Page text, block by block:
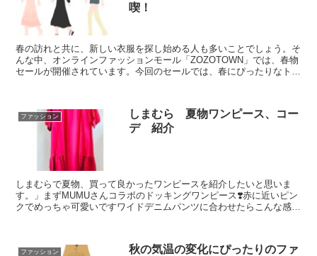
喫！
春の訪れと共に、新しい衣服を探し始める人も多いことでしょう。そ
んな中、オンラインファッションモール「ZOZOTOWN」では、春物
セールが開催されています。今回のセールでは、春にぴったりなトレ
ファッション
しまむら 夏物ワンピース、コー
デ 紹介
しまむらで夏物、買って良かったワンピースを紹介したいと思いま
す。」まずMUMUさんコラボのドッキングワンピース❣️赤に近いピン
クでめっちゃ可愛いですワイドデニムパンツに合わせたらこんな感
ファッション
秋の気温の変化にぴったりのファ